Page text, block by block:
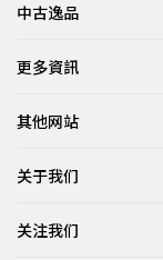
中古逸品
更多資訊
其他网站
关于我们
关注我们